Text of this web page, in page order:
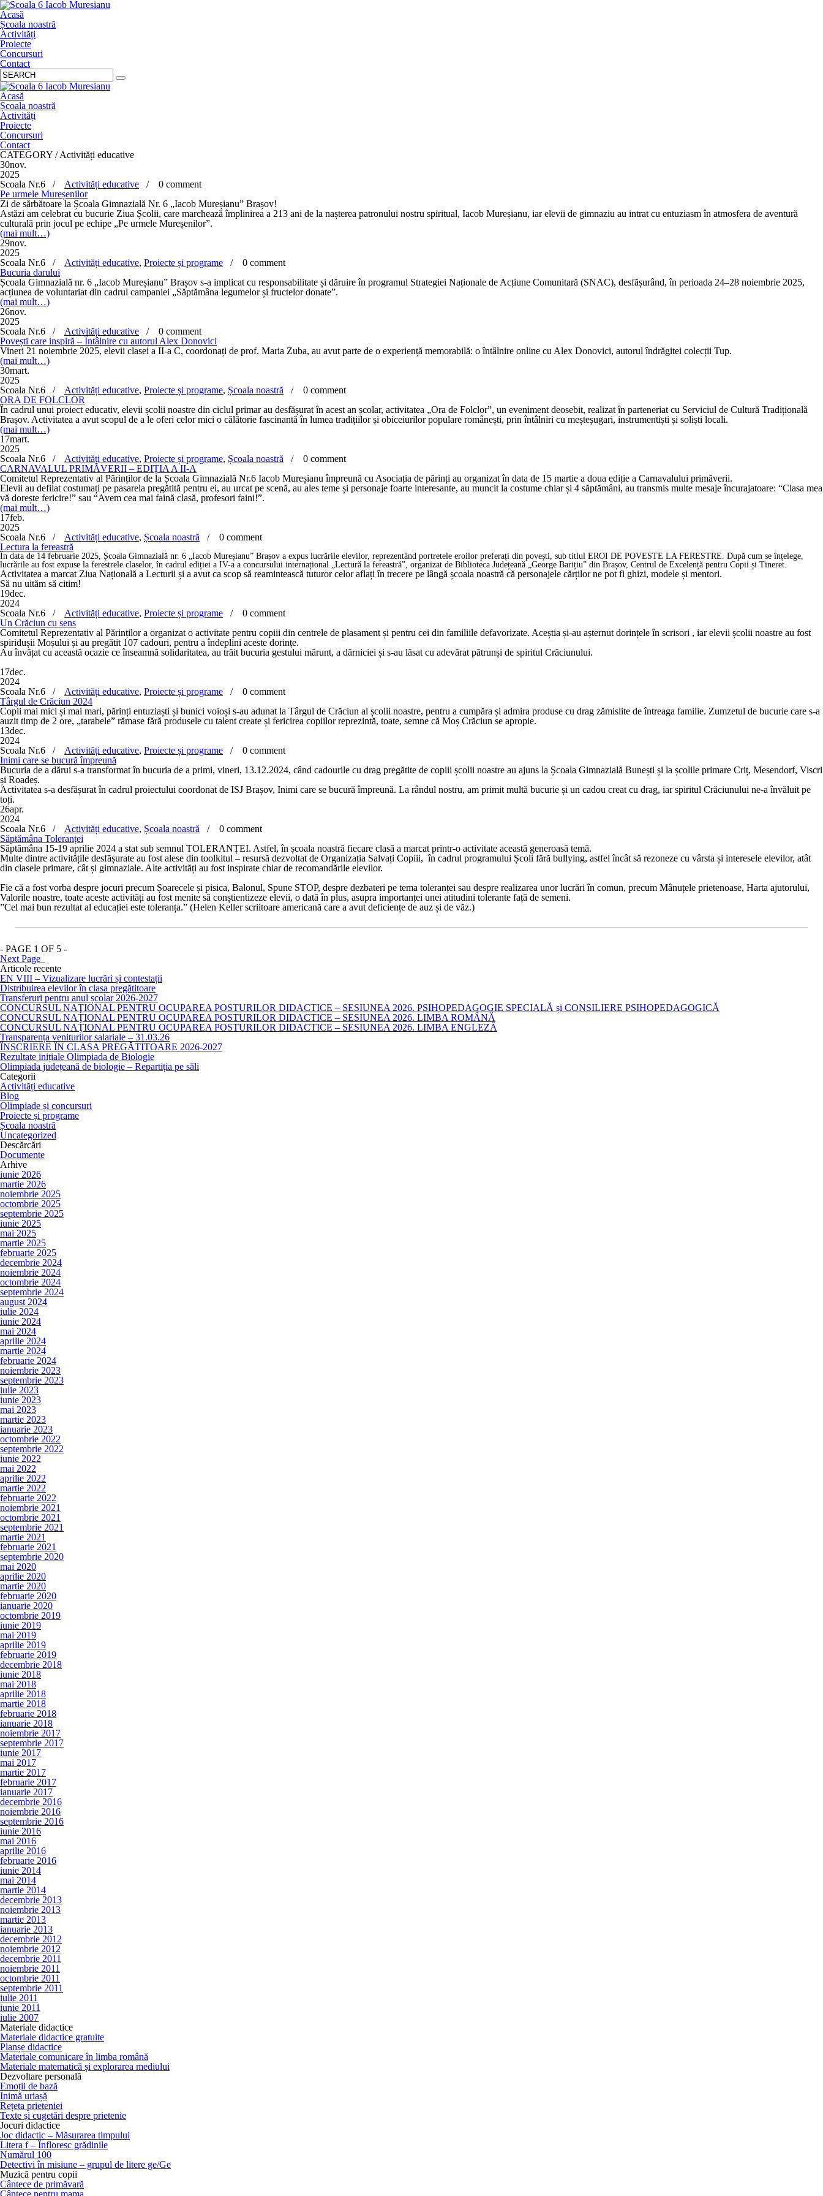
Acasă
Școala noastră
Activități
Proiecte
Concursuri
Contact
Acasă
Școala noastră
Activități
Proiecte
Concursuri
Contact
CATEGORY / Activități educative
30nov.
2025
Scoala Nr.6 /
Activități educative /
0 comment
Pe urmele Mureșenilor
Zi de sărbătoare la Școala Gimnazială Nr. 6 „Iacob Mureșianu” Brașov!
Astăzi am celebrat cu bucurie Ziua Școlii, care marchează împlinirea a 213 ani de la nașterea patronului nostru spiritual, Iacob Mureșianu, iar elevii de gimnaziu au intrat cu entuziasm în atmosfera de aventură
culturală prin jocul pe echipe „Pe urmele Mureșenilor”.
(mai mult…)
29nov.
2025
Scoala Nr.6 /
Activități educative, Proiecte și programe /
0 comment
Bucuria darului
Școala Gimnazială nr. 6 „Iacob Mureșianu” Brașov s-a implicat cu responsabilitate și dăruire în programul Strategiei Naționale de Acțiune Comunitară (SNAC), desfășurând, în perioada 24–28 noiembrie 2025,
acțiunea de voluntariat din cadrul campaniei „Săptămâna legumelor și fructelor donate”.
(mai mult…)
26nov.
2025
Scoala Nr.6 /
Activități educative /
0 comment
Povești care inspiră – Întâlnire cu autorul Alex Donovici
Vineri 21 noiembrie 2025, elevii clasei a II-a C, coordonați de prof. Maria Zuba, au avut parte de o experiență memorabilă: o întâlnire online cu Alex Donovici, autorul îndrăgitei colecții Tup.
(mai mult…)
30mart.
2025
Scoala Nr.6 /
Activități educative, Proiecte și programe, Școala noastră /
0 comment
ORA DE FOLCLOR
În cadrul unui proiect educativ, elevii școlii noastre din ciclul primar au desfășurat în acest an școlar, activitatea „Ora de Folclor”, un eveniment deosebit, realizat în parteneriat cu Serviciul de Cultură Tradițională
Brașov. Activitatea a avut scopul de a le oferi celor mici o călătorie fascinantă în lumea tradițiilor și obiceiurilor populare românești, prin întâlniri cu meșteșugari, instrumentiști și soliști locali.
(mai mult…)
17mart.
2025
Scoala Nr.6 /
Activități educative, Proiecte și programe, Școala noastră /
0 comment
CARNAVALUL PRIMĂVERII – EDIȚIA A II-A
Comitetul Reprezentativ al Părinților de la Școala Gimnazială Nr.6 Iacob Mureșianu împreună cu Asociația de părinți au organizat în data de 15 martie a doua ediție a Carnavalului primăverii.
Elevii au defilat costumați pe pasarela pregătită pentru ei, au urcat pe scenă, au ales teme și personaje foarte interesante, au muncit la costume chiar și 4 săptămâni, au transmis multe mesaje încurajatoare: “Clasa mea
vă dorește fericire!” sau “Avem cea mai faină clasă, profesori faini!”.
(mai mult…)
17feb.
2025
Scoala Nr.6 /
Activități educative, Școala noastră /
0 comment
Lectura la fereastră
În data de 14 februarie 2025, Școala Gimnazială nr. 6 „Iacob Mureșianu” Brașov a expus lucrările elevilor, reprezentând portretele eroilor preferați din povești, sub titlul EROI DE POVESTE LA FERESTRE. După cum se înțelege,
lucrările au fost expuse la ferestrele claselor, în cadrul ediției a IV-a a concursului internațional „Lectură la fereastră”, organizat de Biblioteca Județeană „George Barițiu” din Brașov, Centrul de Excelență pentru Copii și Tineret.
Activitatea a marcat Ziua Națională a Lecturii și a avut ca scop să reamintească tuturor celor aflați în trecere pe lângă școala noastră că personajele cărților ne pot fi ghizi, modele și mentori.
Să nu uităm să citim!
19dec.
2024
Scoala Nr.6 /
Activități educative, Proiecte și programe /
0 comment
Un Crăciun cu sens
Comitetul Reprezentativ al Părinților a organizat o activitate pentru copiii din centrele de plasament și pentru cei din familiile defavorizate. Aceștia și-au așternut dorințele în scrisori , iar elevii școlii noastre au fost
spiridușii Moșului și au pregătit 107 cadouri, pentru a îndeplini aceste dorințe.
Au învățat cu această ocazie ce înseamnă solidaritatea, au trăit bucuria gestului mărunt, a dărniciei și s-au lăsat cu adevărat pătrunși de spiritul Crăciunului.
17dec.
2024
Scoala Nr.6 /
Activități educative, Proiecte și programe /
0 comment
Târgul de Crăciun 2024
Copii mai mici și mai mari, părinți entuziaști și bunici voioși s-au adunat la Târgul de Crăciun al școlii noastre, pentru a cumpăra și admira produse cu drag zămislite de întreaga familie. Zumzetul de bucurie care s-a
auzit timp de 2 ore, „tarabele” rămase fără produsele cu talent create și fericirea copiilor reprezintă, toate, semne că Moș Crăciun se apropie.
13dec.
2024
Scoala Nr.6 /
Activități educative, Proiecte și programe /
0 comment
Inimi care se bucură împreună
Bucuria de a dărui s-a transformat în bucuria de a primi, vineri, 13.12.2024, când cadourile cu drag pregătite de copiii școlii noastre au ajuns la Școala Gimnazială Bunești și la școlile primare Criț, Mesendorf, Viscri
și Roadeș.
Activitatea s-a desfășurat în cadrul proiectului coordonat de ISJ Brașov, Inimi care se bucură împreună. La rândul nostru, am primit multă bucurie și un cadou creat cu drag, iar spiritul Crăciunului ne-a învăluit pe
toți.
26apr.
2024
Scoala Nr.6 /
Activități educative, Școala noastră /
0 comment
Săptămâna Toleranței
Săptămâna 15-19 aprilie 2024 a stat sub semnul TOLERANȚEI. Astfel, în școala noastră fiecare clasă a marcat printr-o activitate această generoasă temă.
Multe dintre activitățile desfășurate au fost alese din toolkitul – resursă dezvoltat de Organizația Salvați Copiii, în cadrul programului Școli fără bullying, astfel încât să rezoneze cu vârsta și interesele elevilor, atât
din clasele primare, cât și gimnaziale. Alte activități au fost inspirate chiar de recomandările elevilor.
Fie că a fost vorba despre jocuri precum Șoarecele și pisica, Balonul, Spune STOP, despre dezbateri pe tema toleranței sau despre realizarea unor lucrări în comun, precum Mânuțele prietenoase, Harta ajutorului,
Valorile noastre, toate aceste activități au fost menite să conștientizeze elevii, o dată în plus, asupra importanței unei atitudini tolerante față de semeni.
”Cel mai bun rezultat al educației este toleranța.” (Helen Kellerscriitoare americană care a avut deficiențe de auz și de văz.)
- PAGE 1 OF 5 -
Next Page
Articole recente
EN VIII – Vizualizare lucrări și contestații
Distribuirea elevilor în clasa pregătitoare
Transferuri pentru anul școlar 2026-2027
CONCURSUL NAŢIONAL PENTRU OCUPAREA POSTURILOR DIDACTICE – SESIUNEA 2026. PSIHOPEDAGOGIE SPECIALĂ și CONSILIERE PSIHOPEDAGOGICĂ
CONCURSUL NAŢIONAL PENTRU OCUPAREA POSTURILOR DIDACTICE – SESIUNEA 2026. LIMBA ROMÂNĂ
CONCURSUL NAŢIONAL PENTRU OCUPAREA POSTURILOR DIDACTICE – SESIUNEA 2026. LIMBA ENGLEZĂ
Transparența veniturilor salariale – 31.03.26
ÎNSCRIERE ÎN CLASA PREGĂTITOARE 2026-2027
Rezultate inițiale Olimpiada de Biologie
Olimpiada județeană de biologie – Repartiția pe săli
Categorii
Activități educative
Blog
Olimpiade și concursuri
Proiecte și programe
Școala noastră
Uncategorized
Descărcări
Documente
Arhive
iunie 2026
martie 2026
noiembrie 2025
octombrie 2025
septembrie 2025
iunie 2025
mai 2025
martie 2025
februarie 2025
decembrie 2024
noiembrie 2024
octombrie 2024
septembrie 2024
august 2024
iulie 2024
iunie 2024
mai 2024
aprilie 2024
martie 2024
februarie 2024
noiembrie 2023
septembrie 2023
iulie 2023
iunie 2023
mai 2023
martie 2023
ianuarie 2023
octombrie 2022
septembrie 2022
iunie 2022
mai 2022
aprilie 2022
martie 2022
februarie 2022
noiembrie 2021
octombrie 2021
septembrie 2021
martie 2021
februarie 2021
septembrie 2020
mai 2020
aprilie 2020
martie 2020
februarie 2020
ianuarie 2020
octombrie 2019
iunie 2019
mai 2019
aprilie 2019
februarie 2019
decembrie 2018
iunie 2018
mai 2018
aprilie 2018
martie 2018
februarie 2018
ianuarie 2018
noiembrie 2017
septembrie 2017
iunie 2017
mai 2017
martie 2017
februarie 2017
ianuarie 2017
decembrie 2016
noiembrie 2016
septembrie 2016
iunie 2016
mai 2016
aprilie 2016
februarie 2016
iunie 2014
mai 2014
martie 2014
decembrie 2013
noiembrie 2013
martie 2013
ianuarie 2013
decembrie 2012
noiembrie 2012
decembrie 2011
noiembrie 2011
octombrie 2011
septembrie 2011
iulie 2011
iunie 2011
iulie 2007
Materiale didactice
Materiale didactice gratuite
Planșe didactice
Materiale comunicare în limba română
Materiale matematică și explorarea mediului
Dezvoltare personală
Emoții de bază
Inimă uriașă
Rețeta prieteniei
Texte și cugetări despre prietenie
Jocuri didactice
Joc didactic – Măsurarea timpului
Litera f – Înfloresc grădinile
Numărul 100
Detectivi în misiune – grupul de litere ge/Ge
Muzică pentru copii
Cântece de primăvară